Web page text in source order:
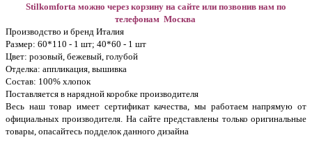
Stilkomforta можно через корзину на сайте или позвонив нам по
телефонам Москва
Производство и бренд Италия
Размер: 60*110 - 1 шт; 40*60 - 1 шт
Цвет: розовый, бежевый, голубой
Отделка: аппликация, вышивка
Состав: 100% хлопок
Поставляется в нарядной коробке производителя
Весь наш товар имеет сертификат качества, мы работаем напрямую от
официальных производителя. На сайте представлены только оригинальные
товары, опасайтесь подделок данного дизайна